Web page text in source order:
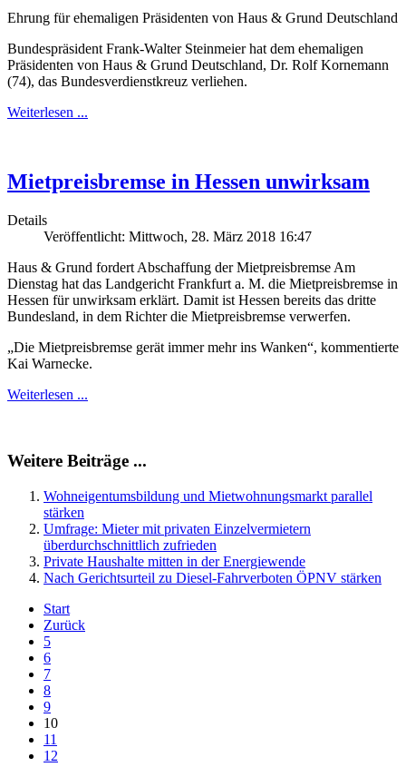
Ehrung für ehemaligen Präsidenten von Haus & Grund Deutschland
Bundespräsident Frank-Walter Steinmeier hat dem ehemaligen
Präsidenten von Haus & Grund Deutschland, Dr. Rolf Kornemann
(74), das Bundesverdienstkreuz verliehen.
Weiterlesen ...
Mietpreisbremse in Hessen unwirksam
Details
Veröffentlicht: Mittwoch, 28. März 2018 16:47
Haus & Grund fordert Abschaffung der Mietpreisbremse Am
Dienstag hat das Landgericht Frankfurt a. M. die Mietpreisbremse in
Hessen für unwirksam erklärt. Damit ist Hessen bereits das dritte
Bundesland, in dem Richter die Mietpreisbremse verwerfen.
„Die Mietpreisbremse gerät immer mehr ins Wanken“, kommentierte
Kai Warnecke.
Weiterlesen ...
Weitere Beiträge ...
Wohneigentumsbildung und Mietwohnungsmarkt parallel
stärken
Umfrage: Mieter mit privaten Einzelvermietern
überdurchschnittlich zufrieden
Private Haushalte mitten in der Energiewende
Nach Gerichtsurteil zu Diesel-Fahrverboten ÖPNV stärken
Start
Zurück
5
6
7
8
9
10
11
12